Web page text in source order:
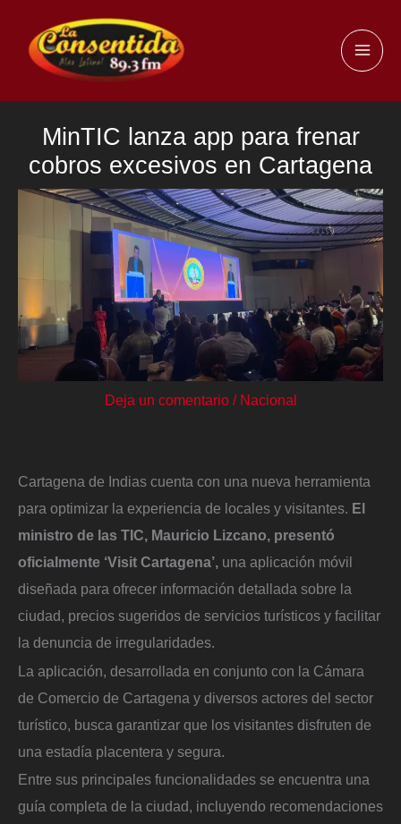
contenido
MinTIC lanza app para frenar
cobros excesivos en Cartagena
Deja un comentario / Nacional
Cartagena de Indias cuenta con una nueva herramienta
para optimizar la experiencia de locales y visitantes. El
ministro de las TIC, Mauricio Lizcano, presentó
oficialmente ‘Visit Cartagena’, una aplicación móvil
diseñada para ofrecer información detallada sobre la
ciudad, precios sugeridos de servicios turísticos y facilitar
la denuncia de irregularidades.
La aplicación, desarrollada en conjunto con la Cámara
de Comercio de Cartagena y diversos actores del sector
turístico, busca garantizar que los visitantes disfruten de
una estadía placentera y segura.
Entre sus principales funcionalidades se encuentra una
guía completa de la ciudad, incluyendo recomendaciones